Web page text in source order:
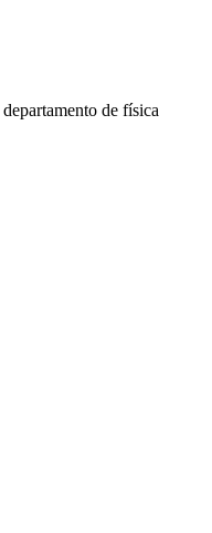
departamento de física